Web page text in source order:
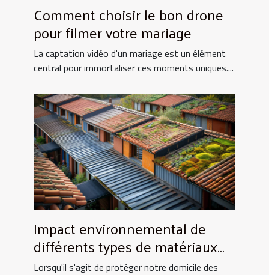
Comment choisir le bon drone
pour filmer votre mariage
La captation vidéo d'un mariage est un élément
central pour immortaliser ces moments uniques....
Impact environnemental de
différents types de matériaux
de toiture
Lorsqu'il s'agit de protéger notre domicile des